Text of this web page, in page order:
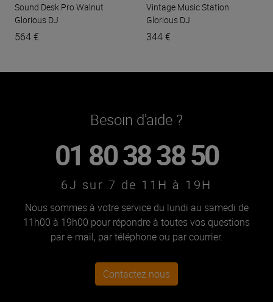
Sound Desk Pro Walnut
Glorious DJ
564 €
Vintage Music Station
Glorious DJ
344 €
Besoin d'aide ?
01 80 38 38 50
6J sur 7 de 11H à 19H
Nous sommes à votre service du lundi au samedi de
11h00 à 19h00 pour répondre à toutes vos questions
par e-mail, par téléphone ou par courrier.
Contactez nous